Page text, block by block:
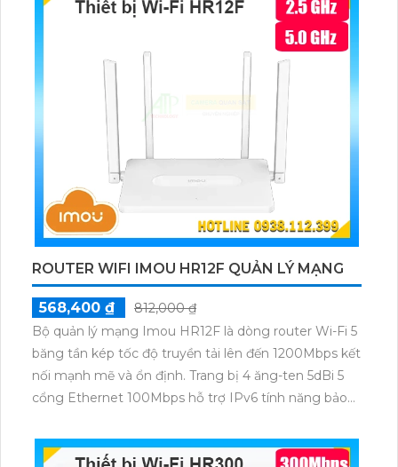
ROUTER WIFI IMOU HR12F QUẢN LÝ MẠNG
568,400 ₫
812,000 ₫
Bộ quản lý mạng Imou HR12F là dòng router Wi-Fi 5
băng tần kép tốc độ truyền tải lên đến 1200Mbps kết
nối mạnh mẽ và ổn định. Trang bị 4 ăng-ten 5dBi 5
cổng Ethernet 100Mbps hỗ trợ IPv6 tính năng bảo